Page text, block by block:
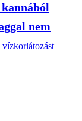
nem
vízkorlátozást